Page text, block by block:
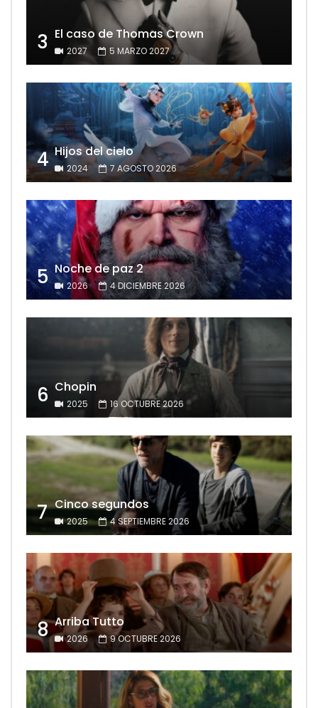
3 El caso de Thomas Crown
2027 5 MARZO 2027
4 Hijos del cielo
2024 7 AGOSTO 2026
5 Noche de paz 2
2026 4 DICIEMBRE 2026
6 Chopin
2025 16 OCTUBRE 2026
7 Cinco segundos
2025 4 SEPTIEMBRE 2026
8 Arriba Tutto
2026 9 OCTUBRE 2026